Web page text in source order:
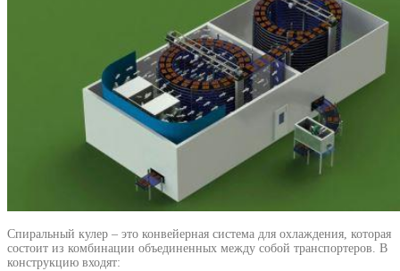
Спиральный кулер – это конвейерная система для охлаждения, которая
состоит из комбинации объединенных между собой транспортеров. В
конструкцию входят: